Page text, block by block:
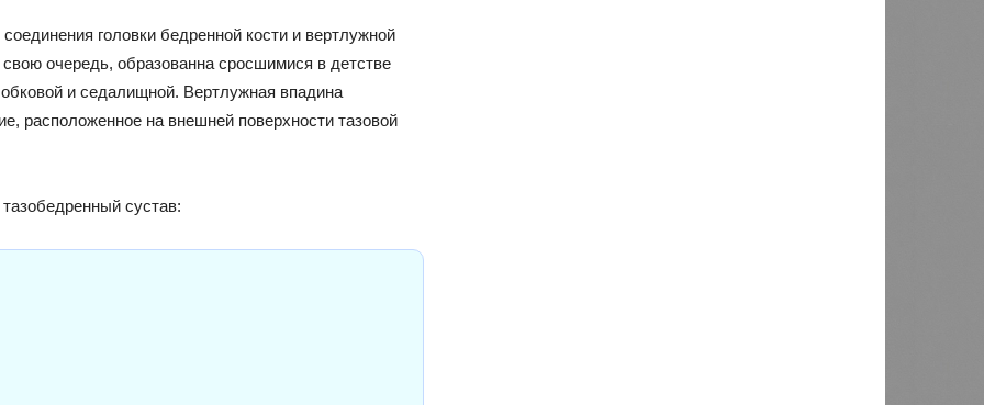
головки бедренной кости и вертлужной
очередь, образованна сросшимися в детстве
и седалищной. Вертлужная впадина
расположенное на внешней поверхности тазовой
сустав: